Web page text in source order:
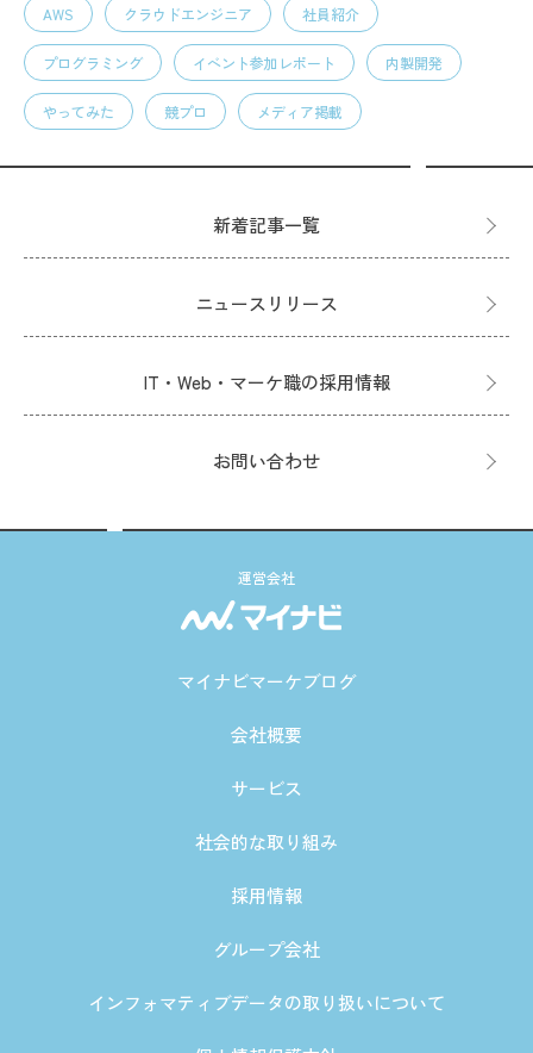
AWS クラウドエンジニア 社員紹介
プログラミング イベント参加レポート 内製開発
やってみた 競プロ メディア掲載
新着記事一覧
ニュースリリース
IT・Web・マーケ職の採用情報
お問い合わせ
運営会社
マイナビマーケブログ
会社概要
サービス
社会的な取り組み
採用情報
グループ会社
インフォマティブデータの取り扱いについて